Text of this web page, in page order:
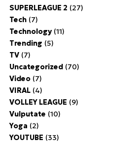
SUPERLEAGUE 2 (27)
Tech(7)
Technology(11)
Trending (5)
TV(7)
Uncategorized (70)
Video(7)
VIRAL(4)
VOLLEY LEAGUE (9)
Vulputate (10)
Yoga (2)
YOUTUBE (33)